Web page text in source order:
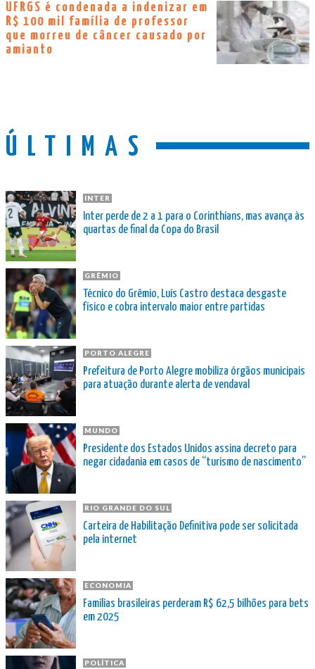
UFRGS é condenada a indenizar em
R$ 100 mil família de professor
que morreu de câncer causado por
amianto
ÚLTIMAS
INTER
Inter perde de 2 a 1 para o Corinthians, mas avança às
quartas de final da Copa do Brasil
GRÊMIO
Técnico do Grêmio, Luís Castro destaca desgaste
físico e cobra intervalo maior entre partidas
PORTO ALEGRE
Prefeitura de Porto Alegre mobiliza órgãos municipais
para atuação durante alerta de vendaval
MUNDO
Presidente dos Estados Unidos assina decreto para
negar cidadania em casos de “turismo de nascimento”
RIO GRANDE DO SUL
Carteira de Habilitação Definitiva pode ser solicitada
pela internet
ECONOMIA
Famílias brasileiras perderam R$ 62,5 bilhões para bets
em 2025
POLÍTICA